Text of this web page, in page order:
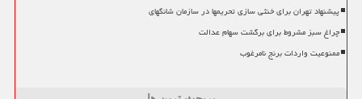
پیشنهاد تهران برای خنثی سازی تحریمها در سازمان شانگهای
چراغ سبز مشروط برای برگشت سهام عدالت
ممنوعیت واردات برنج نامرغوب